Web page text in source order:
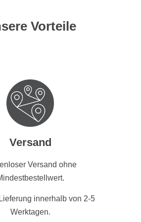
Vorteile
Versand
Versand ohne
innerhalb von 2-5
Werktagen.